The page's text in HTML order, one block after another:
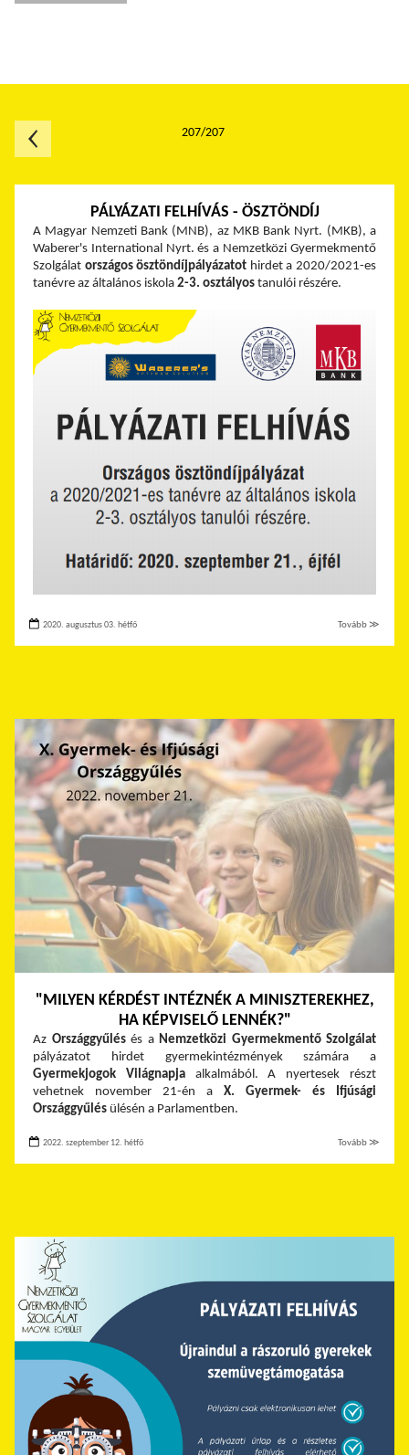
PÁLYÁZATI FELHÍVÁS - ÖSZTÖNDÍJ
A Magyar Nemzeti Bank (MNB), az MKB Bank Nyrt. (MKB), a
Waberer's International Nyrt. és a Nemzetközi Gyermekmentő
Szolgálat országos ösztöndíjpályázatot hirdet a 2020/2021-es
tanévre az általános iskola 2-3. osztályos tanulói részére.
2020. augusztus 03. hétfő Tovább ≫
"MILYEN KÉRDÉST INTÉZNÉK A MINISZTEREKHEZ,
HA KÉPVISELŐ LENNÉK?"
Az Országgyűlésés a Nemzetközi Gyermekmentő Szolgálat
pályázatot hirdet gyermekintézmények számára a
Gyermekjogok Világnapjaalkalmából. A nyertesek részt
vehetnek november 21-én a X. Gyermek- és Ifjúsági
Országgyűlés ülésén a Parlamentben.
2022. szeptember 12. hétfő Tovább ≫
207/207